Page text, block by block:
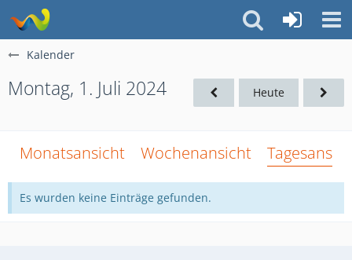
Kalender
Montag, 1. Juli 2024 Heute
Monatsansicht Wochenansicht
Es wurden keine Einträge gefunden.